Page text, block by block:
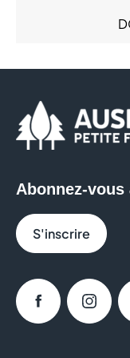
Abonnez-
S'inscrire
Facebook